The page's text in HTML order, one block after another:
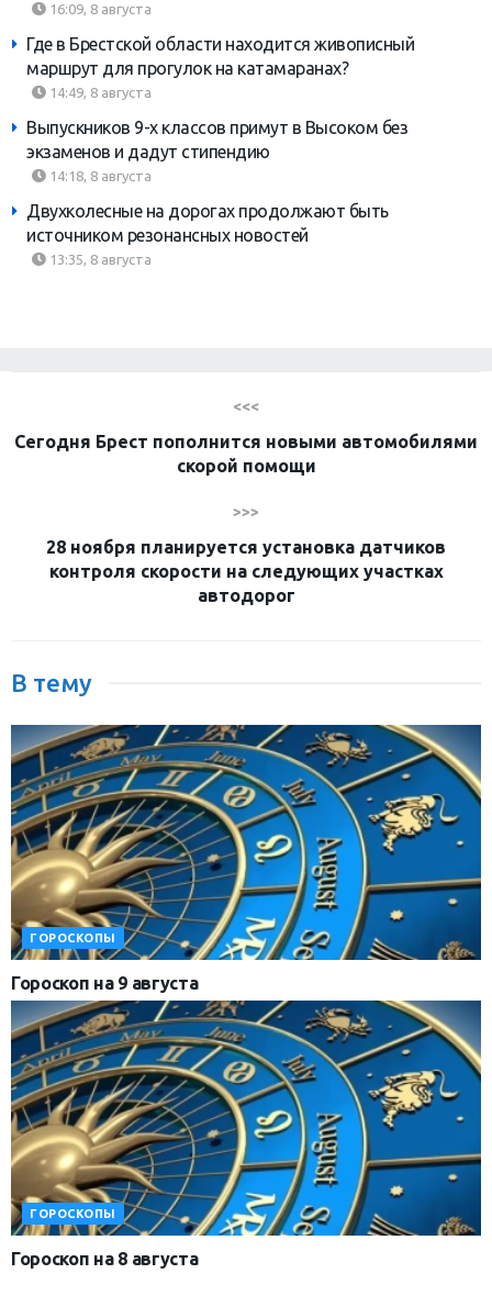
16:09, 8 августа
Где в Брестской области находится живописный
маршрут для прогулок на катамаранах?
14:49, 8 августа
Выпускников 9-х классов примут в Высоком без
экзаменов и дадут стипендию
14:18, 8 августа
Двухколесные на дорогах продолжают быть
источником резонансных новостей
13:35, 8 августа
<<<
Сегодня Брест пополнится новыми автомобилями
скорой помощи
>>>
28 ноября планируется установка датчиков
контроля скорости на следующих участках
автодорог
В тему
ГОРОСКОПЫ
Гороскоп на 9 августа
ГОРОСКОПЫ
Гороскоп на 8 августа